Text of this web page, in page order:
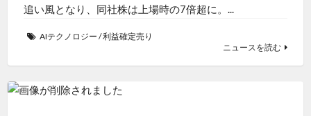
追い風となり、同社株は上場時の7倍超に。...
AIテクノロジー /利益確定売り
ニュースを読む